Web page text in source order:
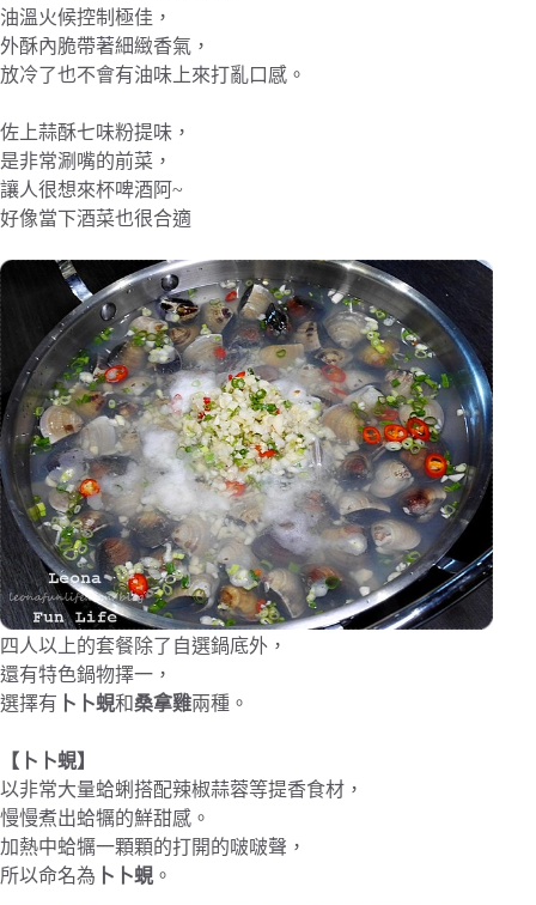
油溫火候控制極佳，
外酥內脆帶著細緻香氣，
放冷了也不會有油味上來打亂口感。
佐上蒜酥七味粉提味，
是非常涮嘴的前菜，
讓人很想來杯啤酒阿~
好像當下酒菜也很合適
四人以上的套餐除了自選鍋底外，
還有特色鍋物擇一，
選擇有 卜卜蜆和桑拿雞兩種。
【卜卜蜆】
以非常大量蛤蜊搭配辣椒蒜蓉等提香食材，
慢慢煮出蛤犡的鮮甜感。
加熱中蛤犡一顆顆的打開的啵啵聲，
所以命名為 卜卜蜆 。